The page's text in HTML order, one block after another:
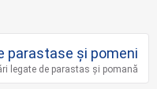
parastase și pomeni
legate de parastas și pomană